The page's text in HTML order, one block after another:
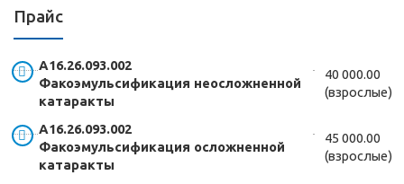
Прайс
А16.26.093.002
Факоэмульсификация неосложненной
катаракты
40 000.00
(взрослые)
А16.26.093.002
Факоэмульсификация осложненной
катаракты
45 000.00
(взрослые)